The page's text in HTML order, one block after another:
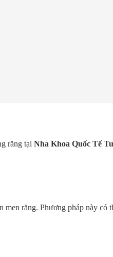
răng tại Nha Khoa Quốc Tế
răng. Phương pháp này có